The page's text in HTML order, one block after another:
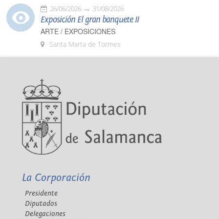
26/06/2026 31/08/2026
Exposición El gran banquete II
ARTE / EXPOSICIONES
Santa Marta de Tormes
La Corporación
Presidente
Diputados
Delegaciones